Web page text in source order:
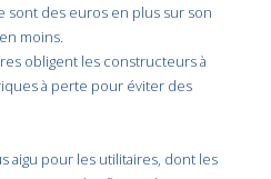
sont des euros en plus sur son
moins.
obligent les constructeurs à
à perte pour éviter des
aigu pour les utilitaires, dont les